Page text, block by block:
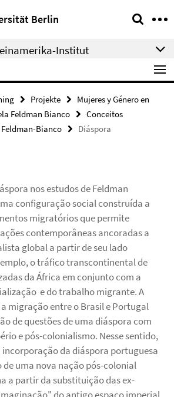
Berlin
Institut
Projekte
Mujeres y Género en
Feldman Bianco
Conceitos
Bianco
Diáspora
nos estudos de Feldman
configuração social construída a
migratórios que permite
contemporâneas ancoradas a
global a partir de seu lado
o tráfico transcontinental de
da África em conjunto com a
e do trabalho migrante. A
migração entre o Brasil e Portugal
de questões de uma diáspora com
e pós-colonialismo. Nesse sentido,
incorporação da diáspora portuguesa
uma nova nação pós-colonial
a partir da substituição das ex-